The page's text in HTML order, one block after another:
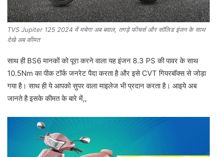
TVS Jupiter 125 2024 में मचेगा अब बवाल, तगड़े फीचर्स और सॉलिड इंजन के साथ
देखे अब कीमत
साथ ही BS6 मानकों को पूरा करने वाला यह इंजन 8.3 PS की पावर के साथ
10.5Nm का पीक टॉर्क जनरेट पैदा करता है और इसे CVT गियरबॉक्स से जोड़ा
गया है। साथ ही ये आपको सुपर वाला माइलेज भी प्रदान करता है। आइये अब
जानते है इसके कीमत के बारे में,,